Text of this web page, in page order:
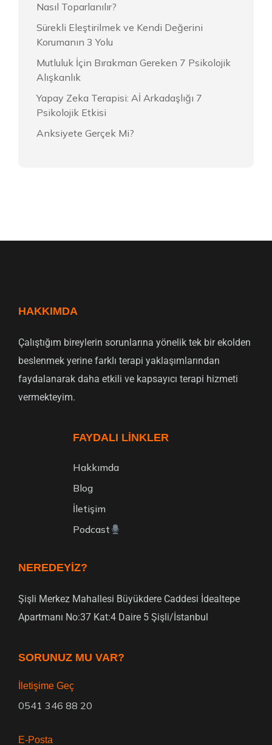
Nasıl Toparlanılır?
Sürekli Eleştirilmek ve Kendi Değerini
Korumanın 3 Yolu
Mutluluk İçin Bırakman Gereken 7 Psikolojik
Alışkanlık
Yapay Zeka Terapisi: Aİ Arkadaşlığı 7
Psikolojik Etkisi
Anksiyete Gerçek Mi?
HAKKIMDA
Çalıştığım bireylerin sorunlarına yönelik tek bir ekolden
beslenmek yerine farklı terapi yaklaşımlarından
faydalanarak daha etkili ve kapsayıcı terapi hizmeti
vermekteyim.
FAYDALI LINKLER
Hakkımda
Blog
İletişim
Podcast
NEREDEYIZ?
Şişli Merkez Mahallesi Büyükdere Caddesi İdealtepe
Apartmanı No:37 Kat:4 Daire 5 Şişli/İstanbul
SORUNUZ MU VAR?
İletişime Geç
0541 346 88 20
E-Posta